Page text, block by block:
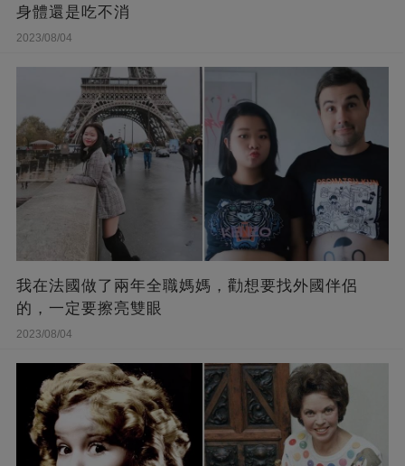
身體還是吃不消
2023/08/04
我在法國做了兩年全職媽媽，勸想要找外國伴侶
的，一定要擦亮雙眼
2023/08/04